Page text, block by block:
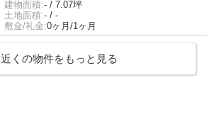
建物面積:- / 7.07坪
土地面積:- / -
敷金/礼金:0ヶ月/1ヶ月
近くの物件をもっと見る